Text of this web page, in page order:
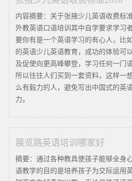
内容摘要：关于张掖少儿英语收费标
外教英语口语培训其中自学要求学习
要你有是一个英语学习的有心人，比
的英语少儿英语教育，成功的体验可
及促使向更高峰攀登，学习任何一门
所以往往人们买到一套资料，这样一
么有毅力的人，避免写出中国式的英
力。
展览路英语培训哪家好
摘要：通过各种教具使孩子能够全身
语教学的目的是培养孩子为交际运用